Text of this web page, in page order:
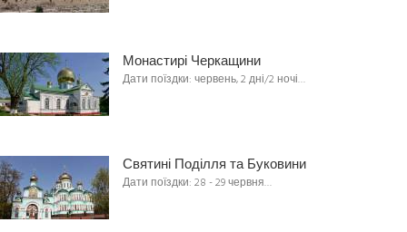
Монастирі Черкащини
Дати поїздки: червень, 2 дні/2 ночі…
Святині Поділля та Буковини
Дати поїздки: 28 - 29 червня…